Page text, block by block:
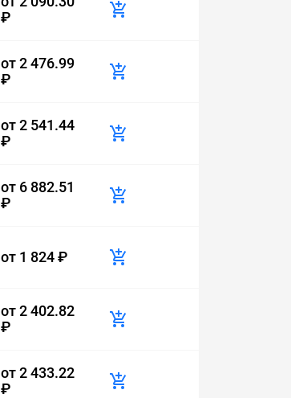
₽
от2 476.99
₽
от2 541.44
₽
от 6 882.51
₽
от 1 824 ₽
от2 402.82
₽
от2 433.22
₽